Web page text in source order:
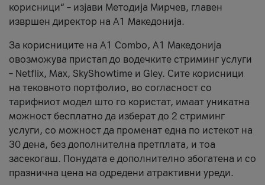
корисници“ – изјави Методија Мирчев, главен
извршен директор на А1 Македонија.
За корисниците на A1 Combo, А1 Македонија
овозможува пристап до водечките стриминг услуги
– Netflix, Max, SkyShowtime и Gley. Сите корисници
на тековното портфолио, во согласност со
тарифниот модел што го користат, имаат уникатна
можност бесплатно да изберат до 2 стриминг
услуги, со можност да променат една по истекот на
30 дена, без дополнителна претплата, и тоа
засекогаш. Понудата е дополнително збогатена и со
празнична цена на одредени атрактивни уреди.